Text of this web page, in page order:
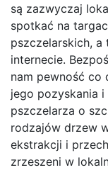
są zazwyczaj
spotkać na
pszczelarskich,
internecie.
nam pewność co
jego pozyskania
pszczelarza o
rodzajów drzew
ekstrakcji i
zrzeszeni w